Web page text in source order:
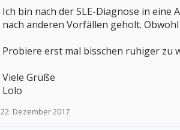
Ich bin nach der SLE-Diagnose in
nach anderen Vorfällen geholt.
Probiere erst mal bisschen ruhiger zu
Viele Grüße
Lolo
22. Dezember 2017